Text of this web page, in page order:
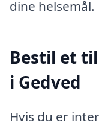
dine helsemål.
Bestil et
i Gedved
Hvis du er